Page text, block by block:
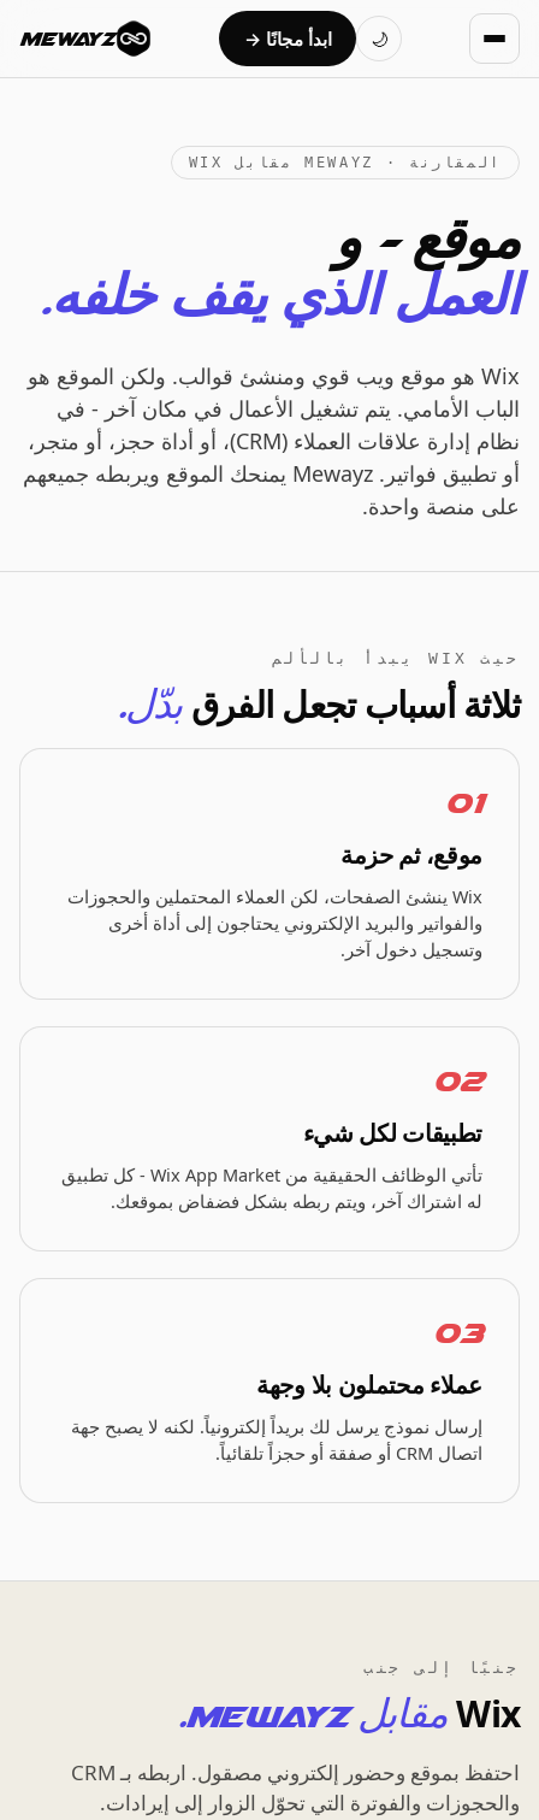
MEWAYZ 🌙 ابدأ مجانًا →
المقارنة · MEWAYZ مقابل WIX
موقع — و
العمل الذي يقف خلفه.
Wix هو موقع ويب قوي ومنشئ قوالب. ولكن الموقع هو
الباب الأمامي. يتم تشغيل الأعمال في مكان آخر - في
نظام إدارة علاقات العملاء (CRM)، أو أداة حجز، أو متجر،
أو تطبيق فواتير. Mewayz يمنحك الموقع ويربطه جميعهم
على منصة واحدة.
حيث WIX يبدأ بالألم
ثلاثة أسباب تجعل الفرقبدّل.
01
موقع، ثم حزمة
Wix ينشئ الصفحات، لكن العملاء المحتملين والحجوزات
والفواتير والبريد الإلكتروني يحتاجون إلى أداة أخرى
وتسجيل دخول آخر.
02
تطبيقات لكل شيء
تأتي الوظائف الحقيقية من Wix App Market - كل تطبيق
له اشتراك آخر، ويتم ربطه بشكل فضفاض بموقعك.
03
عملاء محتملون بلا وجهة
إرسال نموذج يرسل لك بريداً إلكترونياً. لكنه لا يصبح جهة
اتصال CRM أو صفقة أو حجزاً تلقائياً.
جنبًا إلى جنب
Wix مقابل Mewayz.
احتفظ بموقع وحضور إلكتروني مصقول. اربطه بـ CRM
والحجوزات والفوترة التي تحوّل الزوار إلى إيرادات.